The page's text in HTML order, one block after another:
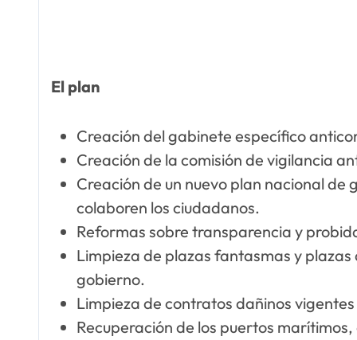
El plan
Creación del gabinete específico
Creación de la comisión de vigilancia
Creación de un nuevo plan nacional
colaboren los ciudadanos.
Reformas sobre transparencia y
Limpieza de plazas fantasmas y
gobierno.
Limpieza de contratos dañinos
Recuperación de los puertos